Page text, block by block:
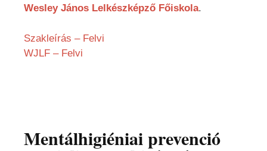
Wesley János Lelkészképző Főiskola.
Szakleírás – Felvi
WJLF – Felvi
Mentálhigiéniai prevenció